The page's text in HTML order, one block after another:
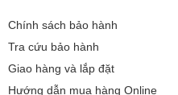
Lớp chống dính cao cấp
Chính sách bảo hành
Tra cứu bảo hành
Giao hàng và lắp đặt
Hướng dẫn mua hàng Online